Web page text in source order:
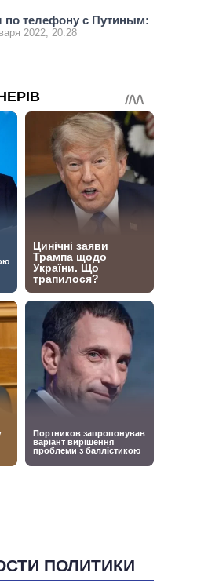
по телефону с Путиным:
2022, 20:28
ПОЛИТИКИ